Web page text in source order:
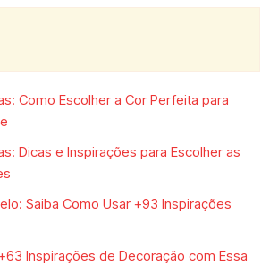
Como Escolher a Cor Perfeita para
Dicas e Inspirações para Escolher as
Saiba Como Usar +93 Inspirações
Inspirações de Decoração com Essa